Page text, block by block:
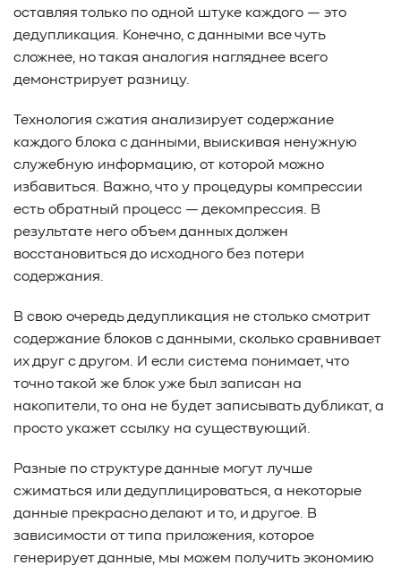
оставляя только по одной штуке каждого — это
дедупликация. Конечно, с данными все чуть
сложнее, но такая аналогия нагляднее всего
демонстрирует разницу.
Технология сжатия анализирует содержание
каждого блока с данными, выискивая ненужную
служебную информацию, от которой можно
избавиться. Важно, что у процедуры компрессии
есть обратный процесс — декомпрессия. В
результате него объем данных должен
восстановиться до исходного без потери
содержания.
В свою очередь дедупликация не столько смотрит
содержание блоков с данными, сколько сравнивает
их друг с другом. И если система понимает, что
точно такой же блок уже был записан на
накопители, то она не будет записывать дубликат, а
просто укажет ссылку на существующий.
Разные по структуре данные могут лучше
сжиматься или дедуплицироваться, а некоторые
данные прекрасно делают и то, и другое. В
зависимости от типа приложения, которое
генерирует данные, мы можем получить экономию